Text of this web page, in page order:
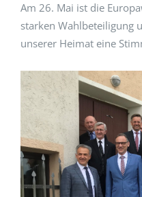
Am 26. Mai ist die
starken Wahlbeteiligung
unserer Heimat eine